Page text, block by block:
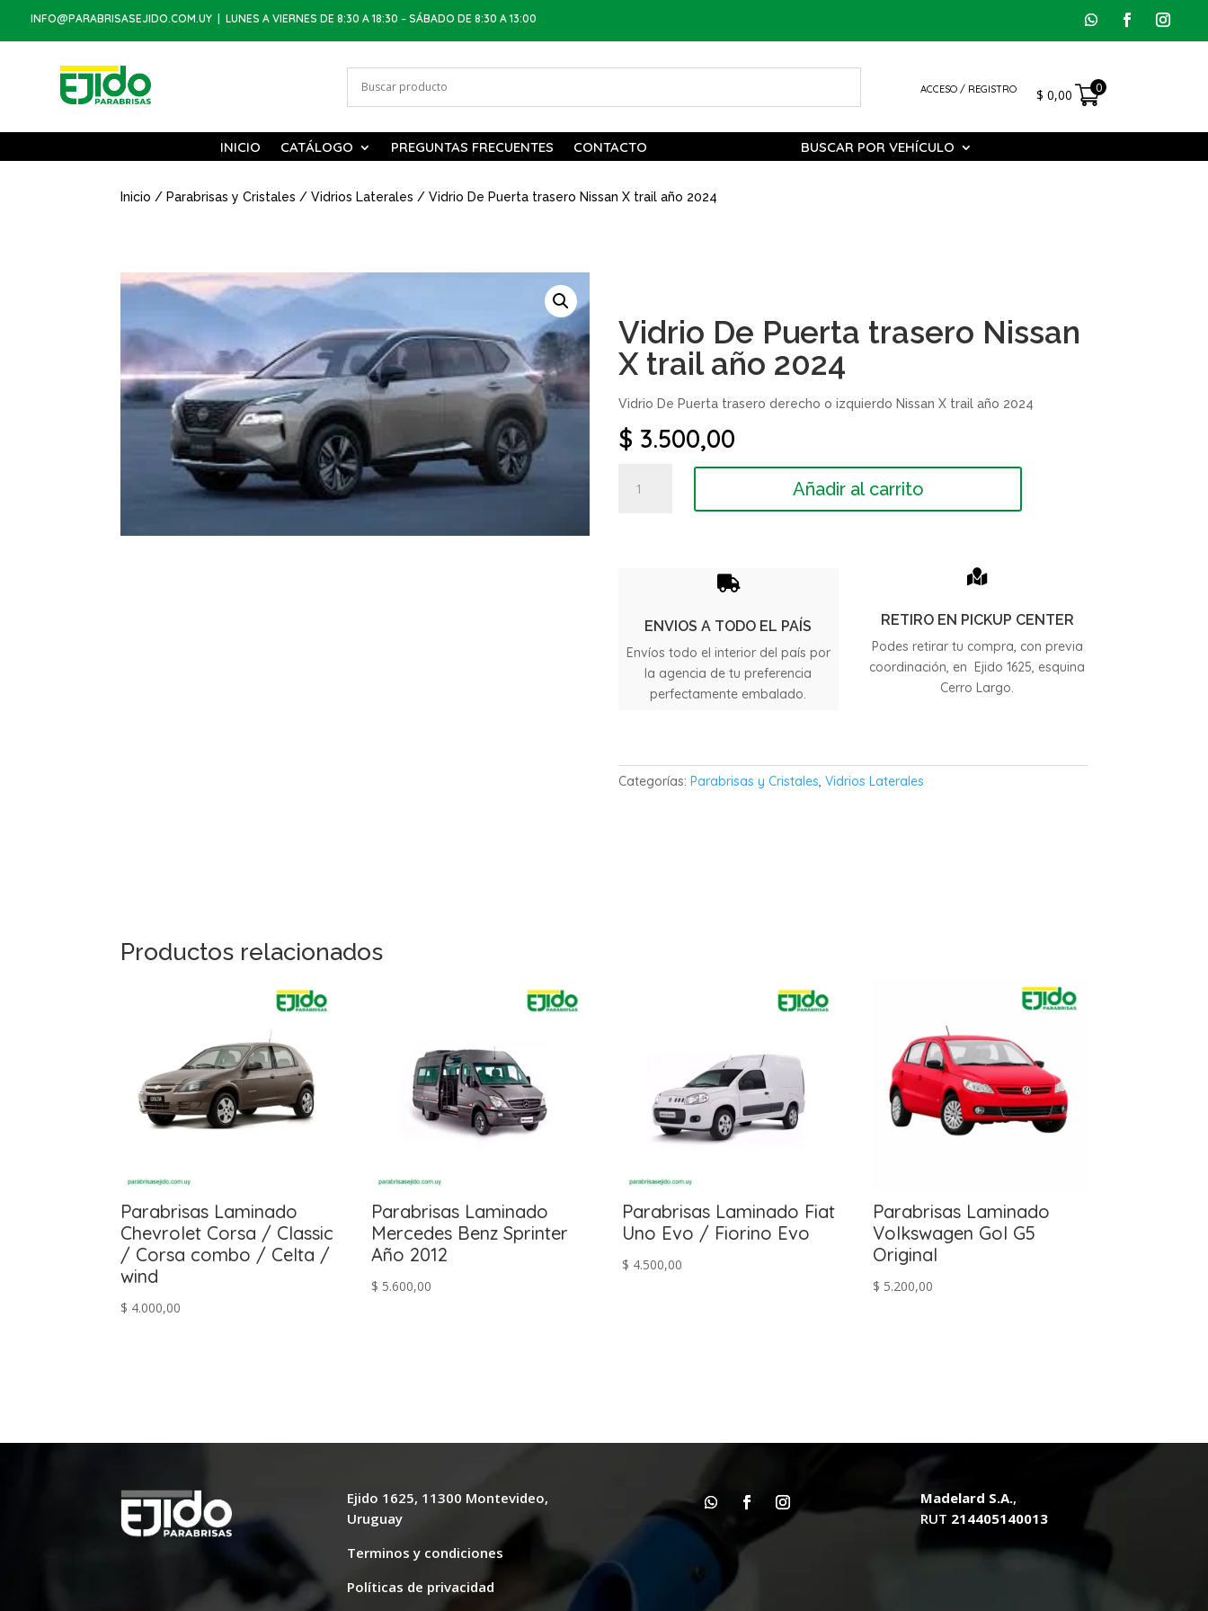
INFO@PARABRISASEJIDO.COM.UY| LUNES A VIERNES DE 8:30 A 18:30 – SÁBADO DE 8:30 A 13:00
ACCESO / REGISTRO $ 0,00 0
INICIO CATÁLOGO PREGUNTAS FRECUENTES CONTACTO BUSCAR POR VEHÍCULO
Inicio / Parabrisas y Cristales /Vidrios Laterales / Vidrio De Puerta trasero Nissan X trail año 2024
Vidrio De Puerta trasero Nissan
X trail año 2024
Vidrio De Puerta trasero derecho o izquierdo Nissan X trail año 2024
$ 3.500,00
cantidad
Añadir al carrito

ENVIOS A TODO EL PAÍS
Envíos todo el interior del país por
la agencia de tu preferencia
perfectamente embalado.

RETIRO EN PICKUP CENTER
Podes retirar tu compra, con previa
coordinación, en Ejido 1625, esquina
Cerro Largo.
Categorías:Parabrisas y Cristales,Vidrios Laterales
Productos relacionados
Parabrisas Laminado
Chevrolet Corsa / Classic
/ Corsa combo / Celta /
wind
$ 4.000,00
Parabrisas Laminado
Mercedes Benz Sprinter
Año 2012
$ 5.600,00
Parabrisas Laminado Fiat
Uno Evo / Fiorino Evo
$ 4.500,00
Parabrisas Laminado
Volkswagen Gol G5
Original
$ 5.200,00
Ejido 1625, 11300 Montevideo,
Uruguay
Terminos y condiciones
Políticas de privacidad
Madelard S.A.,
RUT 214405140013